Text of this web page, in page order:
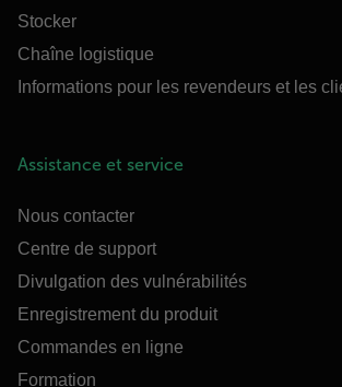
Stocker
Chaîne logistique
Informations pour les revendeurs et les
Assistance et service
Nous contacter
Centre de support
Divulgation des vulnérabilités
Enregistrement du produit
Commandes en ligne
Formation